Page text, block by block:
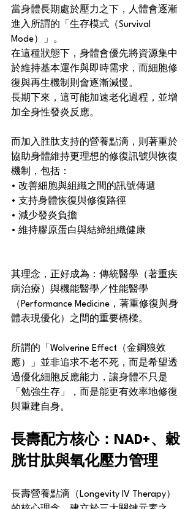
當身體長期處於壓力之下，人體會逐漸
進入所謂的「生存模式（Survival
Mode）」。
在這種狀態下，身體會優先將資源集中
於維持基本運作與即時需求，而細胞修
復與再生機制則會逐漸減慢。
長期下來，這可能加速老化過程，並增
加全身性發炎反應。
而加入胜肽支持的營養點滴，則著重於
協助身體維持更理想的修復訊號與恢復
機制，包括：
• 改善細胞與組織之間的訊號傳遞
• 支持身體恢復與修復路徑
• 減少發炎負擔
• 維持膠原蛋白與結締組織健康
其理念，正好成為：傳統醫學（著重疾
病治療）與機能醫學／性能醫學
（Performance Medicine，著重修復與身
體表現優化）之間的重要橋樑。
所謂的「Wolverine Effect（金鋼狼效
應）」並非追求不老不死，而是希望透
過優化細胞反應能力，讓身體不只是
「勉強生存」，而是能更有效率地修復
與重建自身。
長壽配方核心：NAD+、穀
胱甘肽與氧化壓力管理
長壽營養點滴（Longevity IV Therapy）